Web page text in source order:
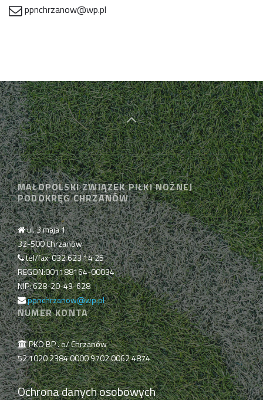
ppnchrzanow@wp.pl
MAŁOPOLSKI ZWIĄZEK PIŁKI NOŻNEJ
PODOKRĘG CHRZANÓW
ul. 3 maja 1
32-500 Chrzanów
tel/fax: 032 623 14 25
REGON:001188164-00034
NIP: 628-20-49-628
ppnchrzanow@wp.pl
NUMER KONTA
PKO BP . o/ Chrzanów
52 1020 2384 0000 9702 0062 4874
Ochrona danych osobowych